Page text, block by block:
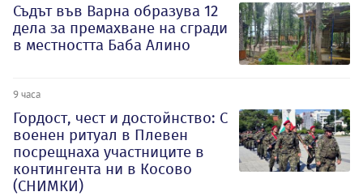
Съдът във Варна образува 12
дела за премахване на сгради
в местността Баба Алино
9 часа
Гордост, чест и достойнство: С
военен ритуал в Плевен
посрещнаха участниците в
контингента ни в Косово
(СНИМКИ)